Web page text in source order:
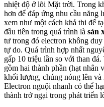
nhiệt độ ở lõi Mặt trời. Trong
hơn để đáp ứng nhu cầu năng
xem như một cách khả thi để
đầu tiên trong quá trình là sản
tư trong đó electron không
tự do. Quá trình hợp nhất
gấp 10 triệu lần so với than
gồm hai thành phần (hạt nhân
khối lượng, chúng nóng lên
Electron nguội nhanh có thể
thành trở ngại trong phát triển